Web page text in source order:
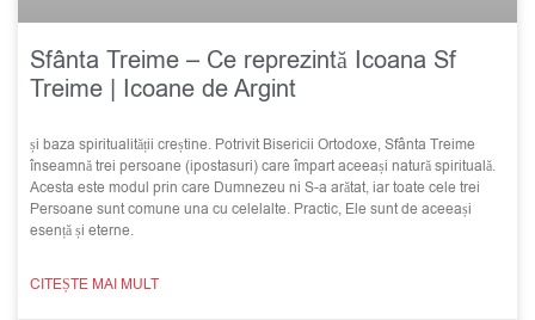
Sfânta Treime – Ce reprezintă Icoana Sf
Treime | Icoane de Argint
și baza spiritualității creștine. Potrivit Bisericii Ortodoxe, Sfânta Treime
înseamnă trei persoane (ipostasuri) care împart aceeași natură spirituală.
Acesta este modul prin care Dumnezeu ni S-a arătat, iar toate cele trei
Persoane sunt comune una cu celelalte. Practic, Ele sunt de aceeași
esență și eterne.
CITEȘTE MAI MULT